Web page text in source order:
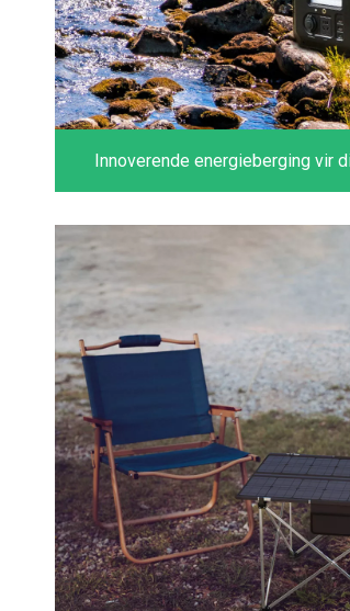
Innoverende energieberging vir